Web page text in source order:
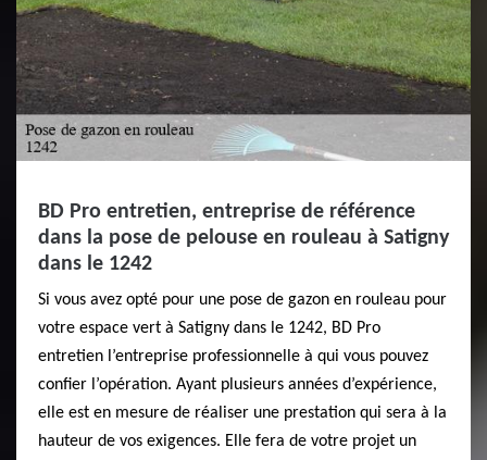
BD Pro entretien, entreprise de référence
dans la pose de pelouse en rouleau à Satigny
dans le 1242
Si vous avez opté pour une pose de gazon en rouleau pour
votre espace vert à Satigny dans le 1242, BD Pro
entretien l’entreprise professionnelle à qui vous pouvez
confier l’opération. Ayant plusieurs années d’expérience,
elle est en mesure de réaliser une prestation qui sera à la
hauteur de vos exigences. Elle fera de votre projet un